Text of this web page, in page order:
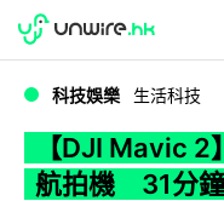
WWDC 2026
科技娛樂 生活科技
【DJI Mavic
航拍機 31分